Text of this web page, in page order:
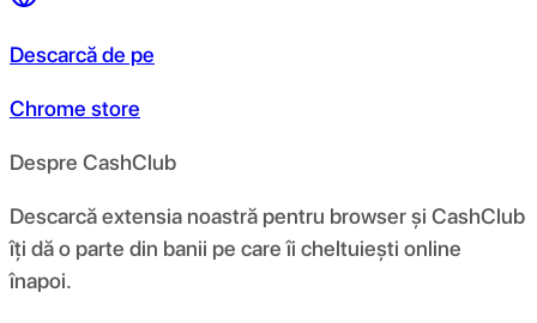
Descarcă de pe
Chrome store
Despre CashClub
Descarcă extensia noastră pentru browser și CashClub
îți dă o parte din banii pe care îi cheltuiești online
înapoi.